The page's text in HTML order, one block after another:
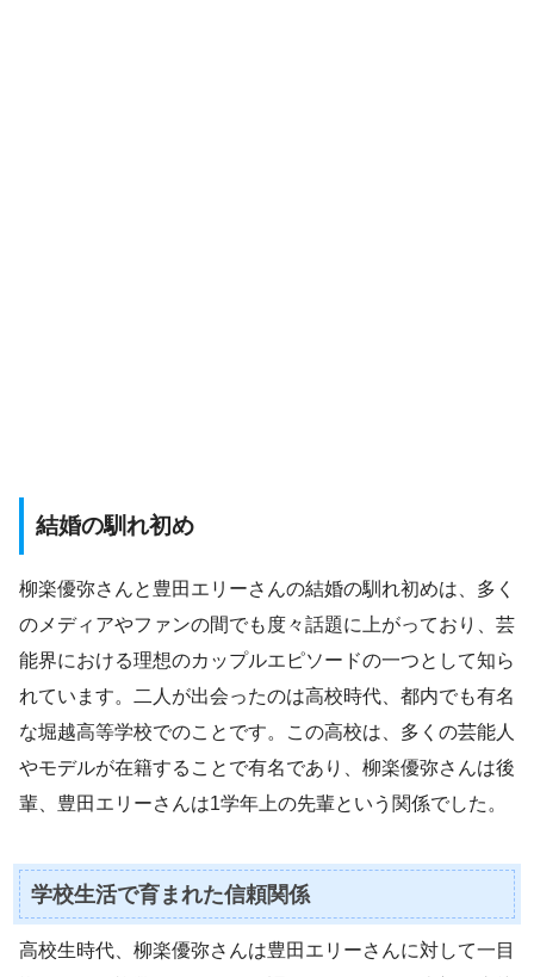
結婚の馴れ初め
柳楽優弥さんと豊田エリーさんの結婚の馴れ初めは、多く
のメディアやファンの間でも度々話題に上がっており、芸
能界における理想のカップルエピソードの一つとして知ら
れています。二人が出会ったのは高校時代、都内でも有名
な堀越高等学校でのことです。この高校は、多くの芸能人
やモデルが在籍することで有名であり、柳楽優弥さんは後
輩、豊田エリーさんは1学年上の先輩という関係でした。
学校生活で育まれた信頼関係
高校生時代、柳楽優弥さんは豊田エリーさんに対して一目